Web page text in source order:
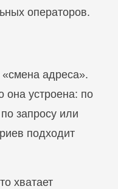
операторов.
адреса».
она устроена: по
запросу или
подходит
хватает